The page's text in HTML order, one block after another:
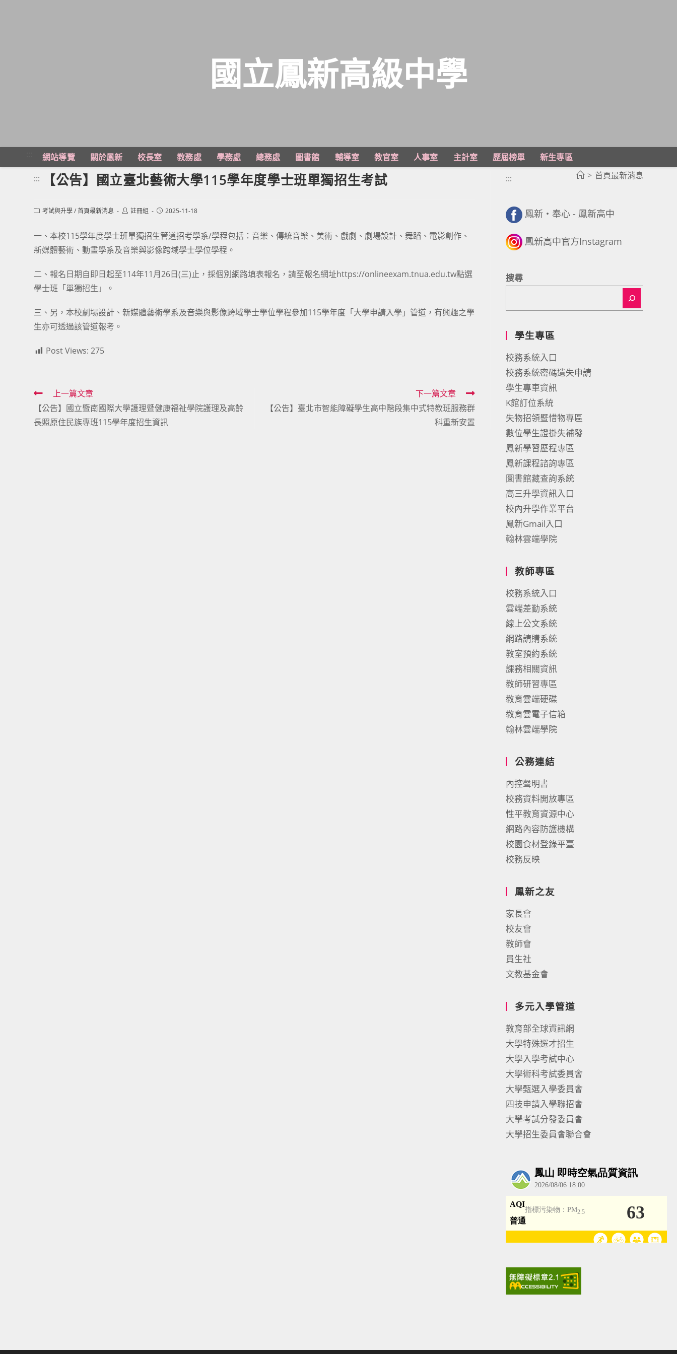
主
國立鳳新高級中學
網站導覽 關於鳳新 校長室 教務處 學務處 總務處 圖書館 輔導室 教官室 人事室 主計室 歷屆榜單
新生專區
> 首頁最新消息
::: 【公告】國立臺北藝術大學115學年度學士班單獨招生考試
Post考試與升學/首頁最新消息
Post註冊組
Post2025-11-18
一、本校115學年度學士班單獨招生管道招考學系/學程包括：音樂、傳統音樂、美術、戲劇、劇場設計、舞蹈、電影創作、
新媒體藝術、動畫學系及音樂與影像跨域學士學位學程。
二、報名日期自即日起至114年11月26日(三)止，採個別網路填表報名，請至報名網址https://onlineexam.tnua.edu.tw點選
學士班「單獨招生」。
三、另，本校劇場設計、新媒體藝術學系及音樂與影像跨域學士學位學程參加115學年度「大學申請入學」管道，有興趣之學
生亦可透過該管道報考。
Post Views: 275
Read
more
articles
上一篇文章
【公告】國立暨南國際大學護理暨健康福祉學院護理及高齡
長照原住民族專班115學年度招生資訊
下一篇文章
【公告】臺北市智能障礙學生高中階段集中式特教班服務群
科重新安置
:::
鳳新・奉心 - 鳳新高中
鳳新高中官方Instagram
搜尋
學生專區
校務系統入口
校務系統密碼遺失申請
學生專車資訊
K館訂位系統
失物招領暨惜物專區
數位學生證掛失補發
鳳新學習歷程專區
鳳新課程諮詢專區
圖書館藏查詢系統
高三升學資訊入口
校內升學作業平台
鳳新Gmail入口
翰林雲端學院
教師專區
校務系統入口
雲端差勤系統
線上公文系統
網路請購系統
教室預約系統
課務相關資訊
教師研習專區
教育雲端硬碟
教育雲電子信箱
翰林雲端學院
公務連結
內控聲明書
校務資料開放專區
性平教育資源中心
網路內容防護機構
校園食材登錄平臺
校務反映
鳳新之友
家長會
校友會
教師會
員生社
文教基金會
多元入學管道
教育部全球資訊網
大學特殊選才招生
大學入學考試中心
大學術科考試委員會
大學甄選入學委員會
四技申請入學聯招會
大學考試分發委員會
大學招生委員會聯合會